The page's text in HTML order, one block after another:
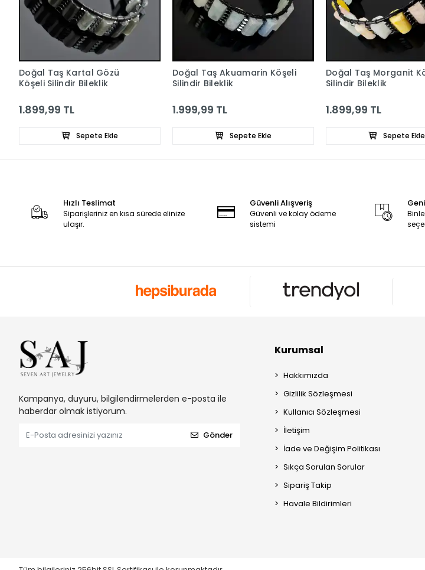
Doğal Taş Kartal Gözü
Köşeli Silindir Bileklik
1.899,99 TL
Sepete Ekle
Doğal Taş Akuamarin Köşeli
Silindir Bileklik
1.999,99 TL
Sepete Ekle
Doğal Taş Morganit
Silindir Bileklik
1.899,99 TL
Sepete Ekle
Hızlı Teslimat
Siparişleriniz en kısa sürede elinize
ulaşır.
Güvenli Alışveriş
Güvenli ve kolay ödeme
sistemi
Kampanya, duyuru, bilgilendirmelerden e-posta ile
haberdar olmak istiyorum.
Gönder
Kurumsal
Hakkımızda
Gizlilik Sözleşmesi
Kullanıcı Sözleşmesi
İletişim
İade ve Değişim Politikası
Sıkça Sorulan Sorular
Sipariş Takip
Havale Bildirimleri